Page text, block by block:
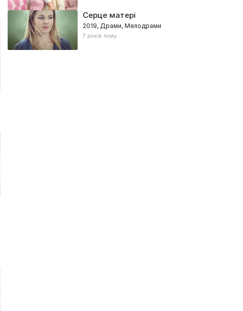
Серце матері
2019, Драми, Мелодрами
7 років тому